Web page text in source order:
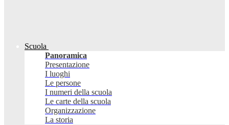
Scuola
Panoramica
Presentazione
I luoghi
Le persone
I numeri della scuola
Le carte della scuola
Organizzazione
La storia